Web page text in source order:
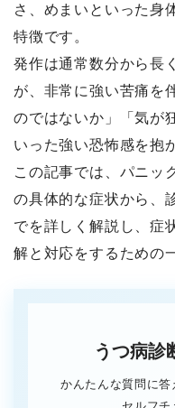
さ、めまいといった身
特徴です。
発作は通常数分から長
が、非常に強い苦痛を
のではないか」「気が
いった強い恐怖感を抱
この記事では、パニッ
の具体的な症状から、
でを詳しく解説し、症
解と対応をするための
うつ病診
かんたんな質問に